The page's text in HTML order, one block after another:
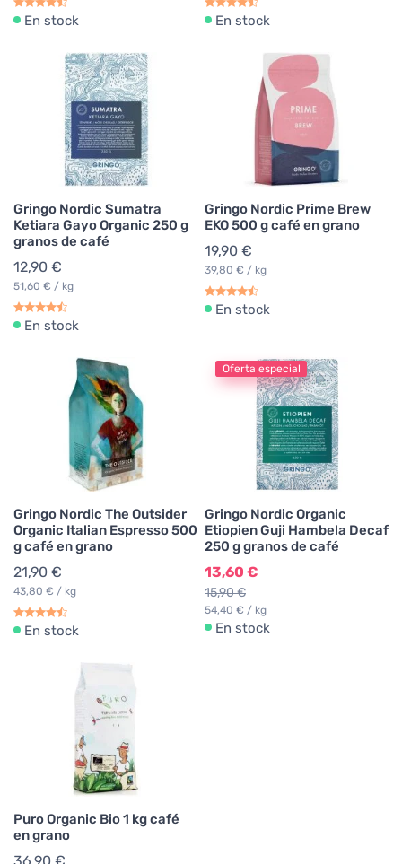
En stock En stock
Gringo Nordic Sumatra
Ketiara Gayo Organic 250 g
granos de café
12,90 €
51,60 € / kg
En stock
Gringo Nordic Prime Brew
EKO 500 g café en grano
19,90 €
39,80 € / kg
En stock
Gringo Nordic The Outsider
Organic Italian Espresso 500
g café en grano
21,90 €
43,80 € / kg
En stock
Oferta especial
Gringo Nordic Organic
Etiopien Guji Hambela Decaf
250 g granos de café
13,60 €
15,90 €
54,40 € / kg
En stock
Puro Organic Bio 1 kg café
en grano